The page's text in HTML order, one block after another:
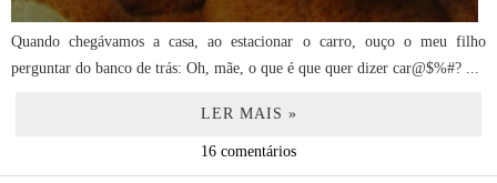
Quando chegávamos a casa, ao estacionar o carro, ouço o meu filho
perguntar do banco de trás: Oh, mãe, o que é que quer dizer car@$%#? ...
LER MAIS »
16 comentários